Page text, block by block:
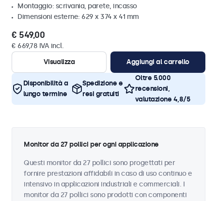
Montaggio: scrivania, parete, incasso
Dimensioni esterne: 629 x 374 x 41 mm
€ 549,00
€ 669,78 IVA incl.
Visualizza
Aggiungi al carrello
Disponibilità a
lungo termine
Spedizione e
resi gratuiti
Oltre 5.000
recensioni,
valutazione 4,8/5
Monitor da 27 pollici per ogni applicazione
Questi monitor da 27 pollici sono progettati per
fornire prestazioni affidabili in caso di uso continuo e
intensivo in applicazioni industriali e commerciali. I
monitor da 27 pollici sono prodotti con componenti